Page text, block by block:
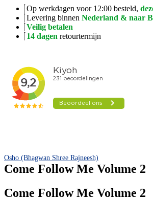
Op werkdagen voor 12:00 besteld,
Levering binnen Nederland & naar
Veilig betalen
14 dagen retourtermijn
Osho (Bhagwan Shree Rajneesh)
Come Follow Me Volume 2
Come Follow Me Volume 2